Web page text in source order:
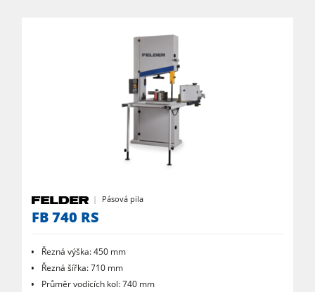
Srovnávací a tloušťkovací frézky
Okružní pily s frézkou
CNC obráběcí centra
Olepovačky hran
Širokopásové brusky
Pásová pila
FB 740 RS
Řezná výška: 450 mm
Řezná šířka: 710 mm
Průměr vodících kol: 740 mm